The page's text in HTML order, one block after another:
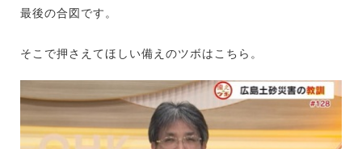
最後の合図です。
そこで押さえてほしい備えのツボはこちら。